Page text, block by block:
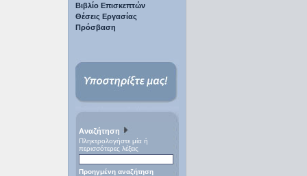
Βιβλίο Επισκεπτών
Θέσεις Εργασίας
Πρόσβαση
Αναζήτηση
Πληκτρολογήστε μία ή
περισσότερες λέξεις
Προηγμένη αναζήτηση